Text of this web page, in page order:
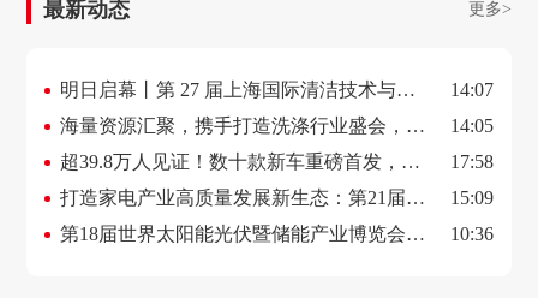
最新动态 更多>
明日启幕丨第 27 届上海国际清洁技术与设
备博览会焕新登场，赋能行业新风向
14:07
海量资源汇聚，携手打造洗涤行业盛会，
2026上海国际洗涤展3月邀您抢占行业先
机！
14:05
超39.8万人见证！数十款新车重磅首发，
2000台爆改神车打造车迷狂欢盛宴！深圳改
装车展圆满闭幕
17:58
打造家电产业高质量发展新生态：第21届中
国慈溪家电博览会圆满落幕
15:09
第18届世界太阳能光伏暨储能产业博览会：
10:36